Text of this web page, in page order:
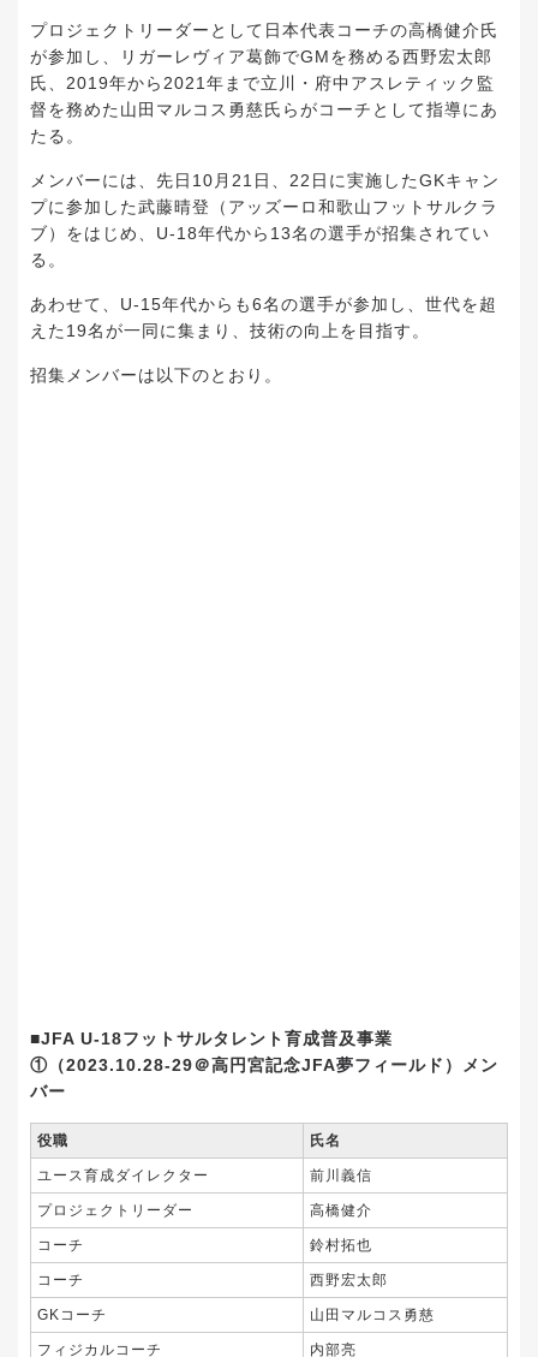
プロジェクトリーダーとして日本代表コーチの高橋健介氏
が参加し、リガーレヴィア葛飾でGMを務める西野宏太郎
氏、2019年から2021年まで立川・府中アスレティック監
督を務めた山田マルコス勇慈氏らがコーチとして指導にあ
たる。
メンバーには、先日10月21日、22日に実施したGKキャン
プに参加した武藤晴登（アッズーロ和歌山フットサルクラ
ブ）をはじめ、U-18年代から13名の選手が招集されてい
る。
あわせて、U-15年代からも6名の選手が参加し、世代を超
えた19名が一同に集まり、技術の向上を目指す。
招集メンバーは以下のとおり。
■JFA U-18フットサルタレント育成普及事業
①（2023.10.28-29＠高円宮記念JFA夢フィールド）メン
バー
役職 氏名
ユース育成ダイレクター 前川義信
プロジェクトリーダー 高橋健介
コーチ 鈴村拓也
コーチ 西野宏太郎
GKコーチ 山田マルコス勇慈
フィジカルコーチ 内部亮